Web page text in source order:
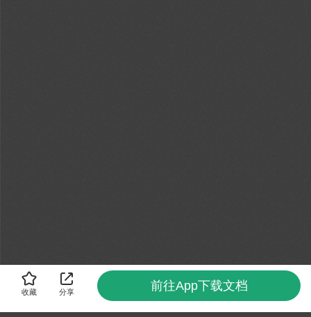
收藏 分享 前往App下载文档